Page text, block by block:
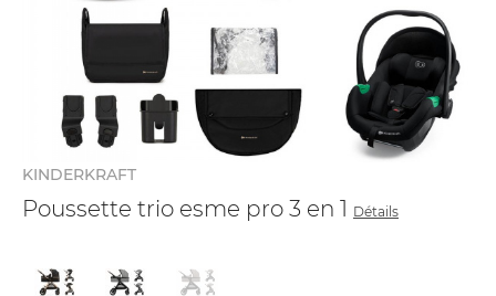
KINDERKRAFT
Poussette trio esme pro 3 en 1 Détails